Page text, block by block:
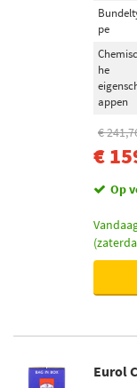
pe
Chemisc
he
appen
€
€
Op
Eurol